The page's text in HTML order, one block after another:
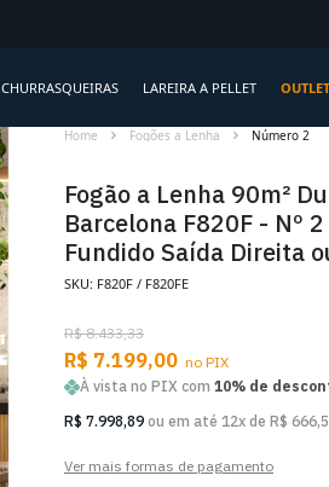
CHURRASQUEIRAS LAREIRA A PELLET OUTLET
Home Fogões a Lenha Número 2
Fogão a Lenha 90m²
Barcelona F820F - Nº
Fundido Saída Direita
SKU: F820F / F820FE
R$ 8.433,33
R$ 7.199,00 no PIX
À vista no PIX com 10% de
R$ 7.998,89 ou em até 12x de R$
Ver mais formas de pagamento